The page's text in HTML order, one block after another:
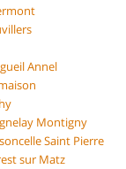
Annel
Montigny
Saint Pierre
sur Matz